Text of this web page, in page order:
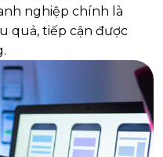
nghiệp chính là
quả, tiếp cận được